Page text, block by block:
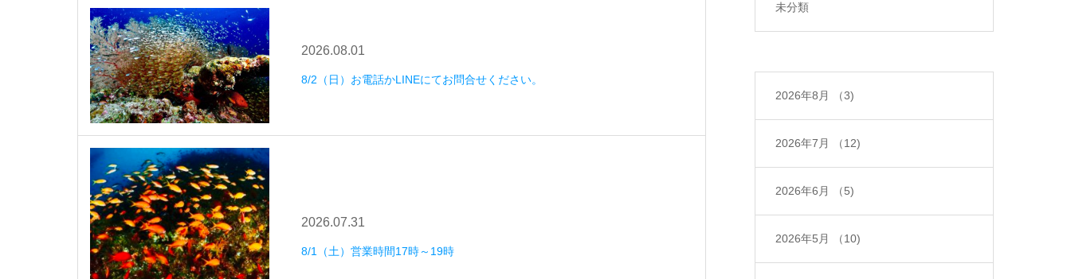
2026.08.01
8/2（日）お電話かLINEにてお問合せください。
2026.07.31
8/1（土）営業時間17時～19時
未分類
2026年8月 （3)
2026年7月 （12)
2026年6月 （5)
2026年5月 （10)